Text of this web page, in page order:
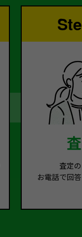
査定
お電話で回